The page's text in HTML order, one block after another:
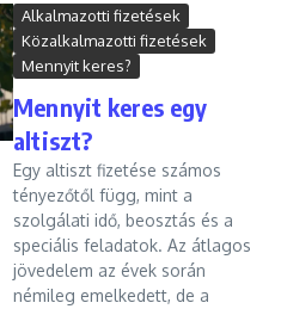
Alkalmazotti fizetések
Közalkalmazotti fizetések
Mennyit keres?
Mennyit keres egy
altiszt?
Egy altiszt fizetése számos
tényezőtől függ, mint a
szolgálati idő, beosztás és a
speciális feladatok. Az átlagos
jövedelem az évek során
némileg emelkedett, de a